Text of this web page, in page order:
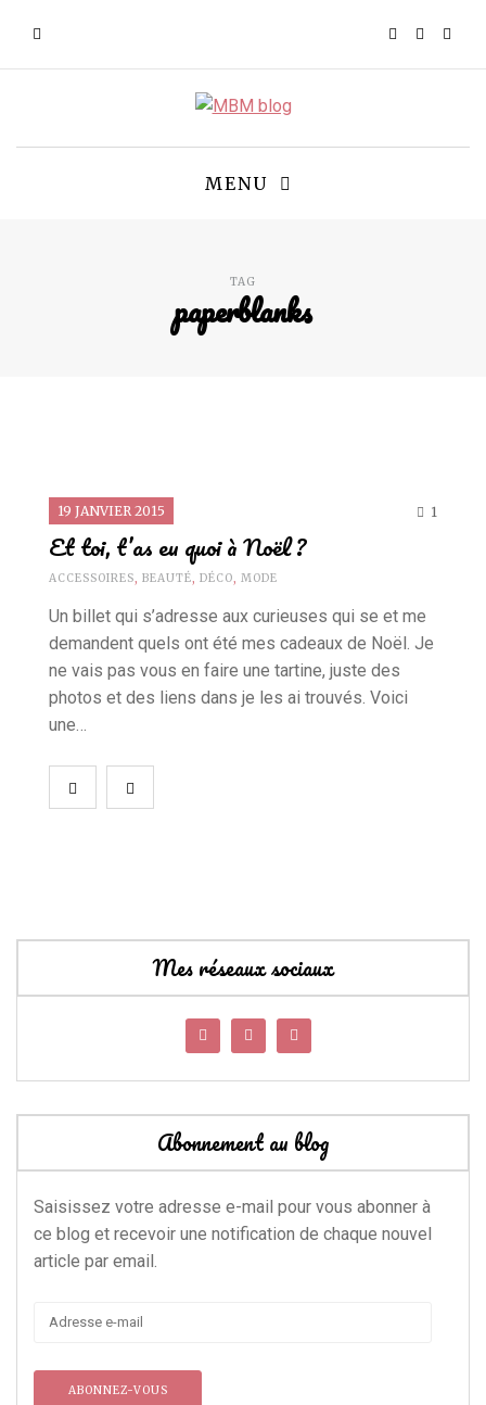
MENU
TAG
paperblanks
19 JANVIER 2015 1
Et toi, t’as eu quoi à Noël ?
ACCESSOIRES, BEAUTÉ, DÉCO, MODE
Un billet qui s’adresse aux curieuses qui se et me
demandent quels ont été mes cadeaux de Noël. Je
ne vais pas vous en faire une tartine, juste des
photos et des liens dans je les ai trouvés. Voici
une…
Mes réseaux sociaux
Abonnement au blog
Saisissez votre adresse e-mail pour vous abonner à
ce blog et recevoir une notification de chaque nouvel
article par email.
Adresse
mail